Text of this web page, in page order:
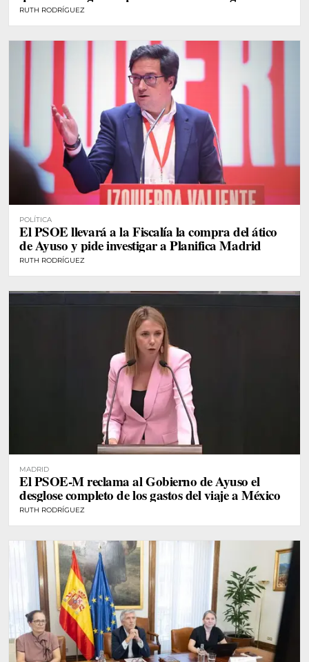
RUTH RODRÍGUEZ
POLÍTICA
El PSOE llevará a la Fiscalía la compra del ático
de Ayuso y pide investigar a Planifica Madrid
RUTH RODRÍGUEZ
MADRID
El PSOE-M reclama al Gobierno de Ayuso el
desglose completo de los gastos del viaje a México
RUTH RODRÍGUEZ